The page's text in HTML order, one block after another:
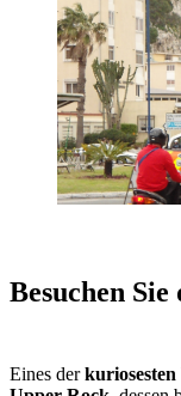
Besuchen
Eines der